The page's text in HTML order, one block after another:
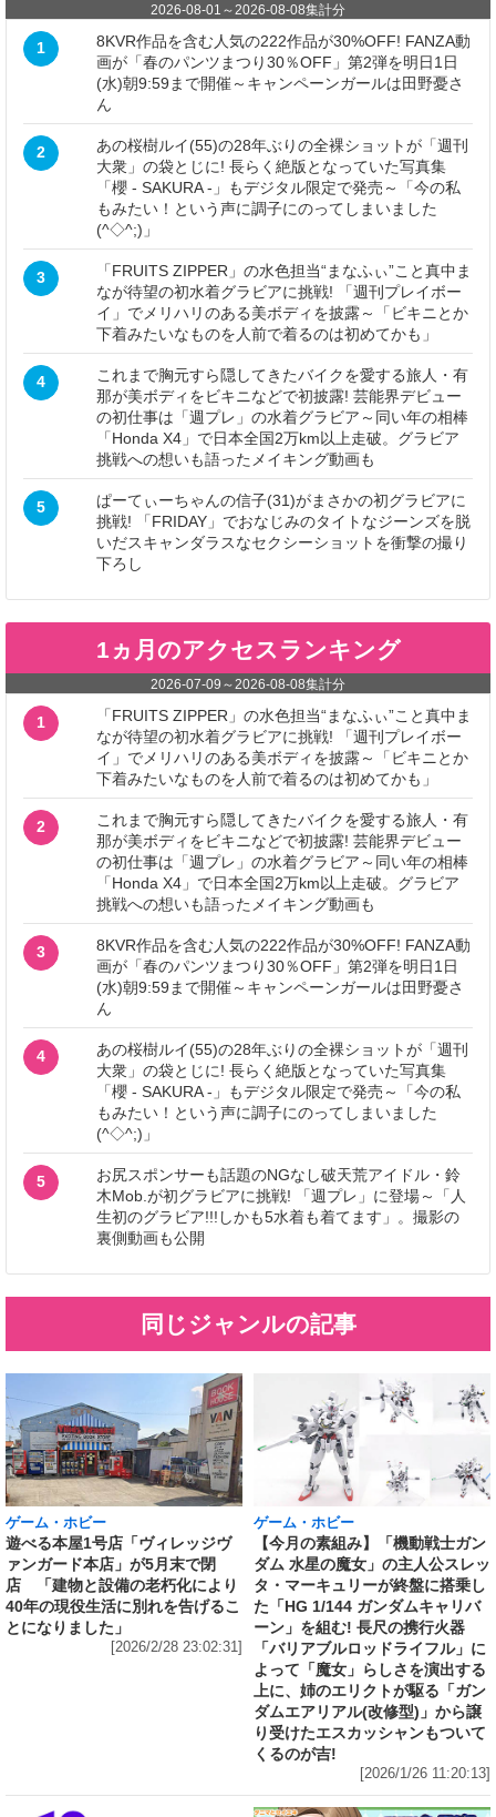
2026-08-01 ～ 2026-08-08集計分
1
8KVR作品を含む人気の222作品が30%OFF! FANZA動
画が「春のパンツまつり30％OFF」第2弾を明日1日
(水)朝9:59まで開催～キャンペーンガールは田野憂さ
ん
2
あの桜樹ルイ(55)の28年ぶりの全裸ショットが「週刊
大衆」の袋とじに! 長らく絶版となっていた写真集
「櫻 - SAKURA -」もデジタル限定で発売～「今の私
もみたい！という声に調子にのってしまいました
(^◇^;)」
3
「FRUITS ZIPPER」の水色担当“まなふぃ”こと真中ま
なが待望の初水着グラビアに挑戦! 「週刊プレイボー
イ」でメリハリのある美ボディを披露～「ビキニとか
下着みたいなものを人前で着るのは初めてかも」
4
これまで胸元すら隠してきたバイクを愛する旅人・有
那が美ボディをビキニなどで初披露! 芸能界デビュー
の初仕事は「週プレ」の水着グラビア～同い年の相棒
「Honda X4」で日本全国2万km以上走破。グラビア
挑戦への想いも語ったメイキング動画も
5
ぱーてぃーちゃんの信子(31)がまさかの初グラビアに
挑戦! 「FRIDAY」でおなじみのタイトなジーンズを脱
いだスキャンダラスなセクシーショットを衝撃の撮り
下ろし
1ヵ月のアクセスランキング
2026-07-09 ～ 2026-08-08集計分
1
「FRUITS ZIPPER」の水色担当“まなふぃ”こと真中ま
なが待望の初水着グラビアに挑戦! 「週刊プレイボー
イ」でメリハリのある美ボディを披露～「ビキニとか
下着みたいなものを人前で着るのは初めてかも」
2
これまで胸元すら隠してきたバイクを愛する旅人・有
那が美ボディをビキニなどで初披露! 芸能界デビュー
の初仕事は「週プレ」の水着グラビア～同い年の相棒
「Honda X4」で日本全国2万km以上走破。グラビア
挑戦への想いも語ったメイキング動画も
3
8KVR作品を含む人気の222作品が30%OFF! FANZA動
画が「春のパンツまつり30％OFF」第2弾を明日1日
(水)朝9:59まで開催～キャンペーンガールは田野憂さ
ん
4
あの桜樹ルイ(55)の28年ぶりの全裸ショットが「週刊
大衆」の袋とじに! 長らく絶版となっていた写真集
「櫻 - SAKURA -」もデジタル限定で発売～「今の私
もみたい！という声に調子にのってしまいました
(^◇^;)」
5
お尻スポンサーも話題のNGなし破天荒アイドル・鈴
木Mob.が初グラビアに挑戦! 「週プレ」に登場～「人
生初のグラビア!!!しかも5水着も着てます」。撮影の
裏側動画も公開
同じジャンルの記事
ゲーム・ホビー
遊べる本屋1号店「ヴィレッジヴ
ァンガード本店」が5月末で閉
店 「建物と設備の老朽化により
40年の現役生活に別れを告げるこ
とになりました」
[2026/2/28 23:02:31]
ゲーム・ホビー
【今月の素組み】「機動戦士ガン
ダム 水星の魔女」の主人公スレッ
タ・マーキュリーが終盤に搭乗し
た「HG 1/144 ガンダムキャリバ
ーン」を組む! 長尺の携行火器
「バリアブルロッドライフル」に
よって「魔女」らしさを演出する
上に、姉のエリクトが駆る「ガン
ダムエアリアル(改修型)」から譲
り受けたエスカッシャンもついて
くるのが吉!
[2026/1/26 11:20:13]